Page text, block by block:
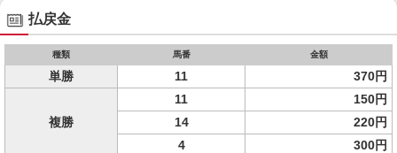
払戻金
種類 馬番 金額
単勝 11 370円
複勝
11
150円
14
220円
4
300円